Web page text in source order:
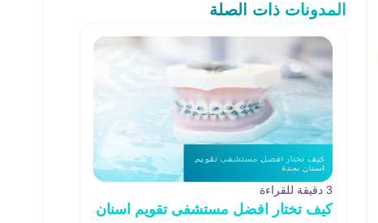
المدونات ذات الصلة
3 دقيقة للقراءة
كيف تختار افضل مستشفى تقويم اسنان